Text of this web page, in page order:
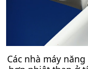
Các nhà máy